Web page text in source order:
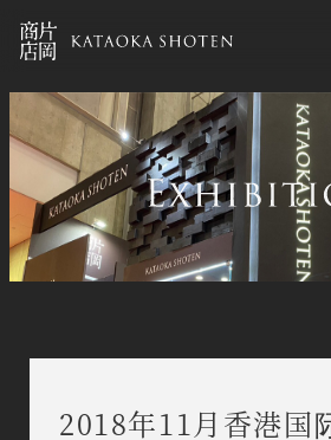
Skip
to
main
content
exhibitions zh
2018年11月香港国